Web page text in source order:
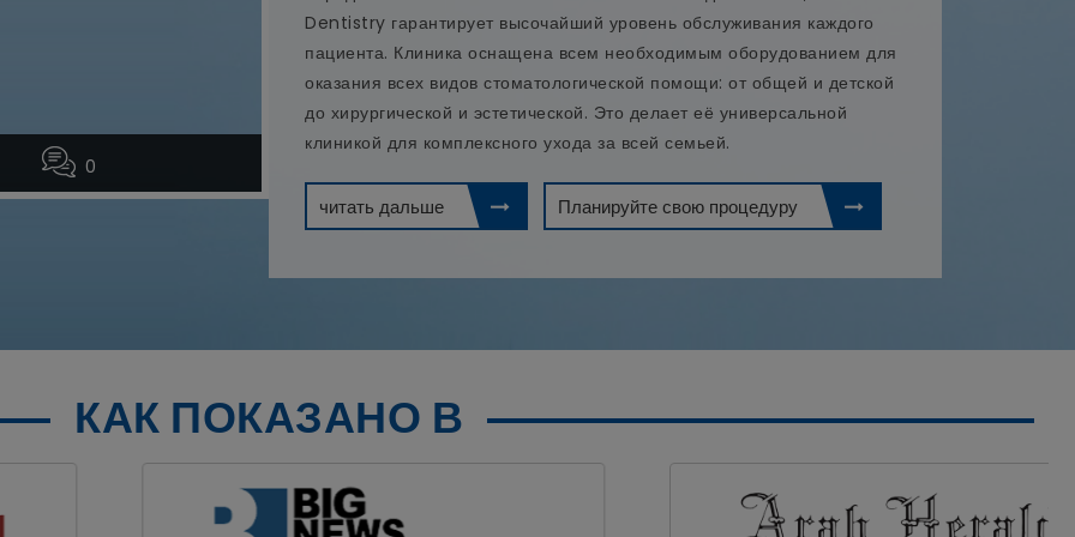
0
Dentistry гарантирует высочайший уровень обслуживания каждого
пациента. Клиника оснащена всем необходимым оборудованием для
оказания всех видов стоматологической помощи: от общей и детской
до хирургической и эстетической. Это делает её универсальной
клиникой для комплексного ухода за всей семьей.
читать дальше Планируйте свою процедуру
КАК ПОКАЗАНО В